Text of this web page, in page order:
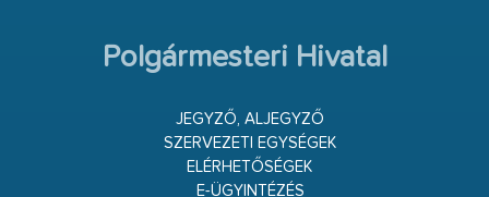
Polgármesteri Hivatal
JEGYZŐ, ALJEGYZŐ
SZERVEZETI EGYSÉGEK
ELÉRHETŐSÉGEK
E-ÜGYINTÉZÉS